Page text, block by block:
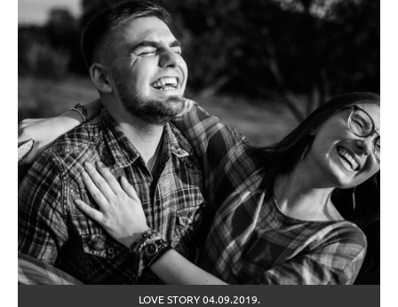
LOVE STORY 04.09.2019.